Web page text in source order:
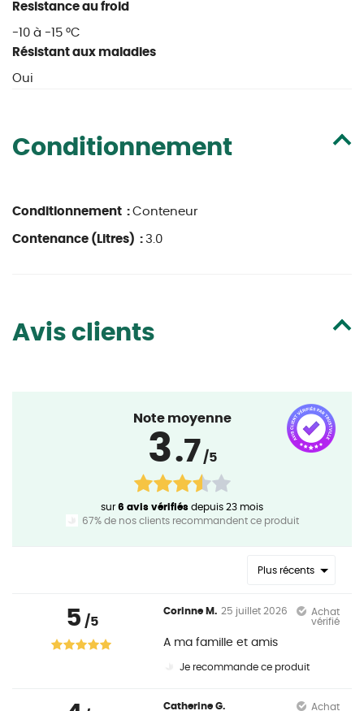
Resistance au froid
-10 à -15 °C
Résistant aux maladies
Oui
Conditionnement
Conditionnement : Conteneur
Contenance (Litres) : 3.0
Avis clients
Note moyenne
3.7 /5
sur6 avis vérifiés depuis 23 mois
67% de nos clients recommandent ce produit
Plus récents
5 /5
Corinne M. 25 juillet 2026
Achat
vérifié
A ma famille et amis
Je recommande ce produit
Catherine G. Achat